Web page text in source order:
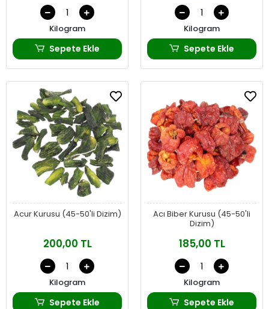
Kilogram
Sepete Ekle
Kilogram
Sepete Ekle
Acur Kurusu (45-50'li Dizim)
200,00 TL
Kilogram
Sepete Ekle
Acı Biber Kurusu (45-50'li
Dizim)
185,00 TL
Kilogram
Sepete Ekle